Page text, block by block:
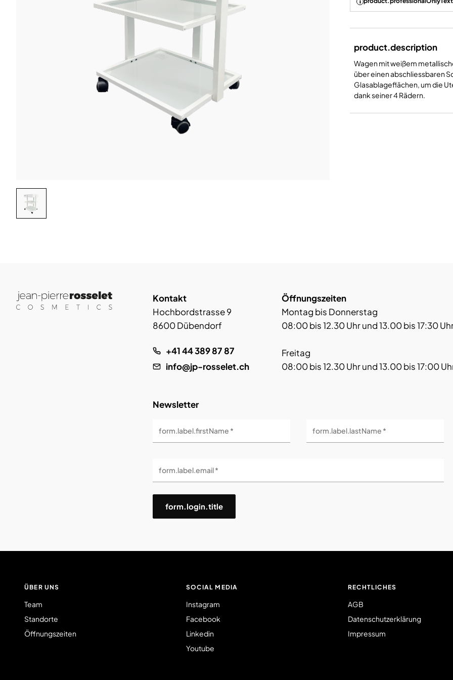
product.description
Wagen mit weißem
über einen abschliessbaren
Glasablageflächen, um die
dank seiner 4 Rädern.
Kontakt
Hochbordstrasse 9
8600 Dübendorf
+41 44 389 87 87
info@jp-rosselet.ch
Öffnungszeiten
Montag bis Donnerstag
08:00 bis 12.30 Uhr und 13.00 bis 17:30
Freitag
08:00 bis 12.30 Uhr und 13.00 bis 17:00
Newsletter
form.label.firstName * form.label.lastName *
form.label.email *
form.login.title
ÜBER UNS
Team
Standorte
Öffnungszeiten
SOCIAL MEDIA
Instagram
Facebook
Linkedin
Youtube
RECHTLICHES
AGB
Datenschutzerklärung
Impressum